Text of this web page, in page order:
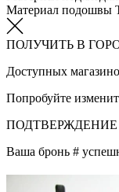
Материал подошвы
ПОЛУЧИТЬ В
Доступных
Попробуйте
Ваша бронь #